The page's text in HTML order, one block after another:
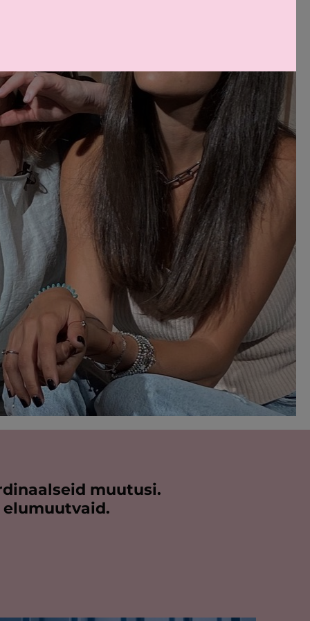
muutusi.